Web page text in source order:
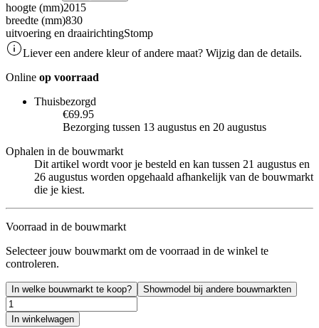
hoogte (mm)2015
breedte (mm)830
uitvoering en draairichtingStomp
Liever een andere kleur of andere maat? Wijzig dan de details.
Online op voorraad
Thuisbezorgd
€69.95
Bezorging tussen 13 augustus en 20 augustus
Ophalen in de bouwmarkt
Dit artikel wordt voor je besteld en kan tussen 21 augustus en
26 augustus worden opgehaald afhankelijk van de bouwmarkt
die je kiest.
Voorraad in de bouwmarkt
Selecteer jouw bouwmarkt om de voorraad in de winkel te
controleren.
In welke bouwmarkt te koop? Showmodel bij andere bouwmarkten
In winkelwagen